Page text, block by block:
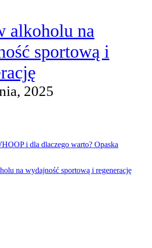
alkoholu na
sportową i
2025
i dla dlaczego warto? Opaska
na wydajność sportową i regenerację